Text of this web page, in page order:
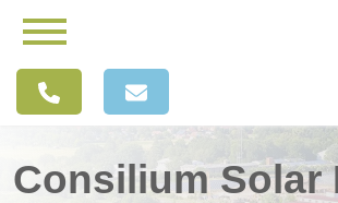
Consilium Solar